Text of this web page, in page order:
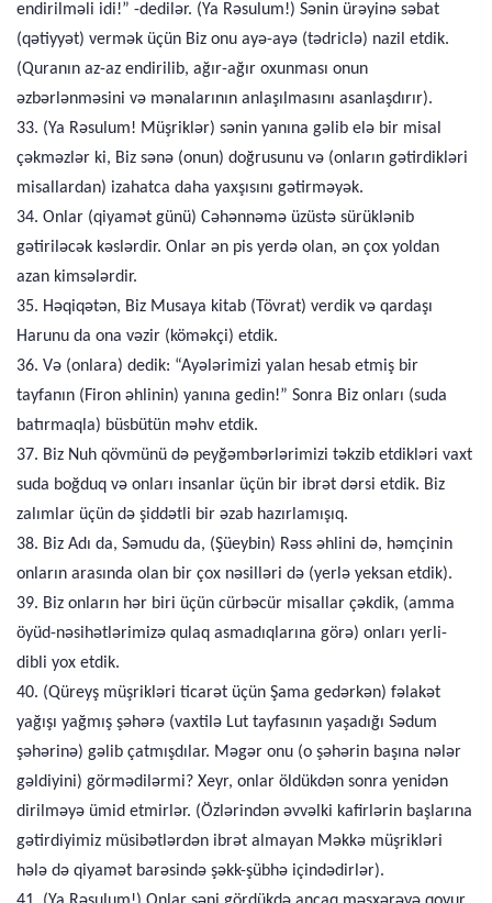
endirilməli idi!” -dedilər. (Ya Rəsulum!) Sənin ürəyinə səbat
(qətiyyət) vermək üçün Biz onu ayə-ayə (tədriclə) nazil etdik.
(Quranın az-az endirilib, ağır-ağır oxunması onun
əzbərlənməsini və mənalarının anlaşılmasını asanlaşdırır).
33. (Ya Rəsulum! Müşriklər) sənin yanına gəlib elə bir misal
çəkməzlər ki, Biz sənə (onun) doğrusunu və (onların gətirdikləri
misallardan) izahatca daha yaxşısını gətirməyək.
34. Onlar (qiyamət günü) Cəhənnəmə üzüstə sürüklənib
gətiriləcək kəslərdir. Onlar ən pis yerdə olan, ən çox yoldan
azan kimsələrdir.
35. Həqiqətən, Biz Musaya kitab (Tövrat) verdik və qardaşı
Harunu da ona vəzir (köməkçi) etdik.
36. Və (onlara) dedik: “Ayələrimizi yalan hesab etmiş bir
tayfanın (Firon əhlinin) yanına gedin!” Sonra Biz onları (suda
batırmaqla) büsbütün məhv etdik.
37. Biz Nuh qövmünü də peyğəmbərlərimizi təkzib etdikləri vaxt
suda boğduq və onları insanlar üçün bir ibrət dərsi etdik. Biz
zalımlar üçün də şiddətli bir əzab hazırlamışıq.
38. Biz Adı da, Səmudu da, (Şüeybin) Rəss əhlini də, həmçinin
onların arasında olan bir çox nəsilləri də (yerlə yeksan etdik).
39. Biz onların hər biri üçün cürbəcür misallar çəkdik, (amma
öyüd-nəsihətlərimizə qulaq asmadıqlarına görə) onları yerli-
dibli yox etdik.
40. (Qüreyş müşrikləri ticarət üçün Şama gedərkən) fəlakət
yağışı yağmış şəhərə (vaxtilə Lut tayfasının yaşadığı Sədum
şəhərinə) gəlib çatmışdılar. Məgər onu (o şəhərin başına nələr
gəldiyini) görmədilərmi? Xeyr, onlar öldükdən sonra yenidən
dirilməyə ümid etmirlər. (Özlərindən əvvəlki kafirlərin başlarına
gətirdiyimiz müsibətlərdən ibrət almayan Məkkə müşrikləri
hələ də qiyamət barəsində şəkk-şübhə içindədirlər).